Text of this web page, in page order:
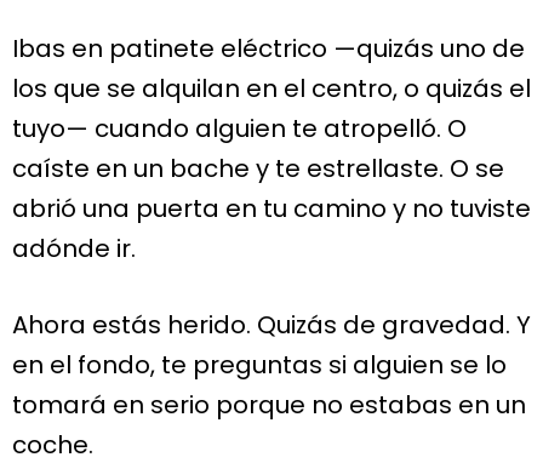
Ibas en patinete eléctrico —quizás uno de
los que se alquilan en el centro, o quizás el
tuyo— cuando alguien te atropelló. O
caíste en un bache y te estrellaste. O se
abrió una puerta en tu camino y no tuviste
adónde ir.
Ahora estás herido. Quizás de gravedad. Y
en el fondo, te preguntas si alguien se lo
tomará en serio porque no estabas en un
coche.